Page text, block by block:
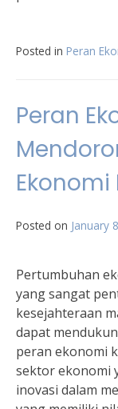
Posted in Peran
Peran
Posted on January
Pertumbuhan
yang sangat
kesejahteraan
dapat
peran ekonomi
sektor ekonomi
inovasi dalam